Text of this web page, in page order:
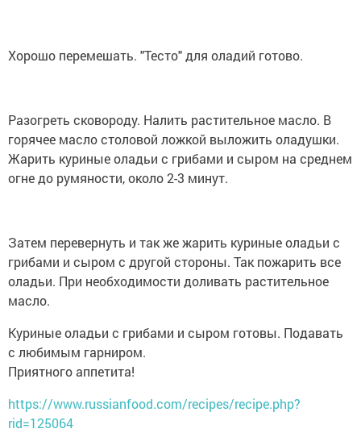
Хорошо перемешать. "Тесто" для оладий готово.
Разогреть сковороду. Налить растительное масло. В
горячее масло столовой ложкой выложить оладушки.
Жарить куриные оладьи с грибами и сыром на среднем
огне до румяности, около 2-3 минут.
Затем перевернуть и так же жарить куриные оладьи с
грибами и сыром с другой стороны. Так пожарить все
оладьи. При необходимости доливать растительное
масло.
Куриные оладьи с грибами и сыром готовы. Подавать
с любимым гарниром.
Приятного аппетита!
https://www.russianfood.com/recipes/recipe.php?
rid=125064